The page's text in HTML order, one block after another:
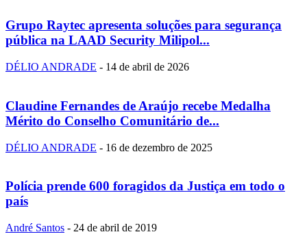
Grupo Raytec apresenta soluções para segurança
pública na LAAD Security Milipol...
DÉLIO ANDRADE - 14 de abril de 2026
Claudine Fernandes de Araújo recebe Medalha
Mérito do Conselho Comunitário de...
DÉLIO ANDRADE - 16 de dezembro de 2025
Polícia prende 600 foragidos da Justiça em todo o
país
André Santos - 24 de abril de 2019